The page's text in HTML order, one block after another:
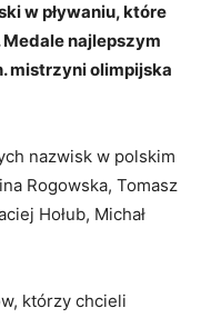
w pływaniu, które
najlepszym
mistrzyni olimpijska
nazwisk w polskim
Rogowska, Tomasz
Hołub, Michał
którzy chcieli